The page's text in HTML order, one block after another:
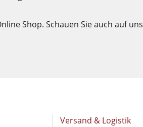
Shop. Schauen Sie auch auf
Versand & Logistik